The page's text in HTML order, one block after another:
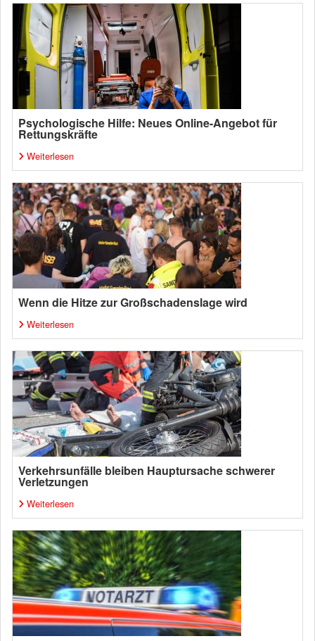
Psychologische Hilfe: Neues Online-Angebot für
Rettungskräfte
Weiterlesen
Wenn die Hitze zur Großschadenslage wird
Weiterlesen
Verkehrsunfälle bleiben Hauptursache schwerer
Verletzungen
Weiterlesen